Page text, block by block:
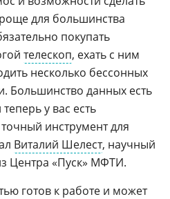
для большинства
покупать
телескоп, ехать с ним
несколько бессонных
Большинство данных есть
у вас есть
инструмент для
Виталий Шелест, научный
Центра «Пуск» МФТИ.
готов к работе и может